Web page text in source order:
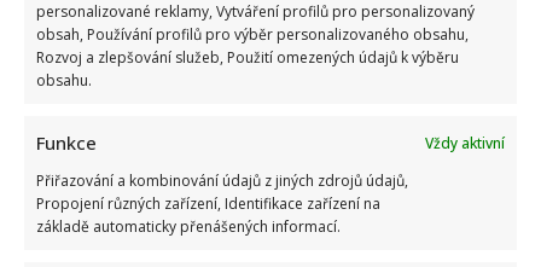
personalizované reklamy, Vytváření profilů pro personalizovaný
obsah, Používání profilů pro výběr personalizovaného obsahu,
Rozvoj a zlepšování služeb, Použití omezených údajů k výběru
obsahu.
Funkce
Vždy aktivní
Přiřazování a kombinování údajů z jiných zdrojů údajů,
Propojení různých zařízení, Identifikace zařízení na
základě automaticky přenášených informací.
Více Read
more
about
Eva
figuru
plavkách:
Setkání
„zoufalců“
Trumpa